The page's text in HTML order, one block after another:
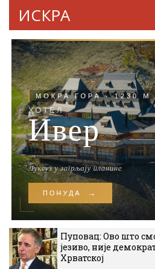
ИСКРА
Пуповац: Ово што
језиво, није
Хрватској